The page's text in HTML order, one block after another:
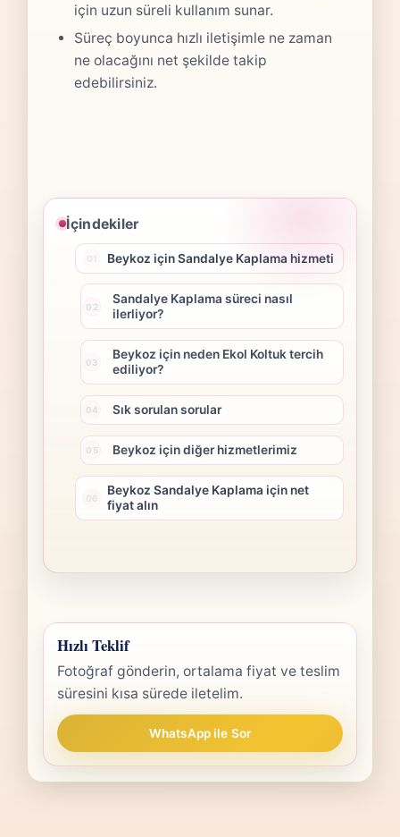
için uzun süreli kullanım sunar.
Süreç boyunca hızlı iletişimle ne zaman
ne olacağını net şekilde takip
edebilirsiniz.
İçindekiler
Beykoz için Sandalye Kaplama hizmeti
Sandalye Kaplama süreci nasıl
ilerliyor?
Beykoz için neden Ekol Koltuk tercih
ediliyor?
Sık sorulan sorular
Beykoz için diğer hizmetlerimiz
Beykoz Sandalye Kaplama için net
fiyat alın
Hızlı Teklif
Fotoğraf gönderin, ortalama fiyat ve teslim
süresini kısa sürede iletelim.
WhatsApp ile Sor